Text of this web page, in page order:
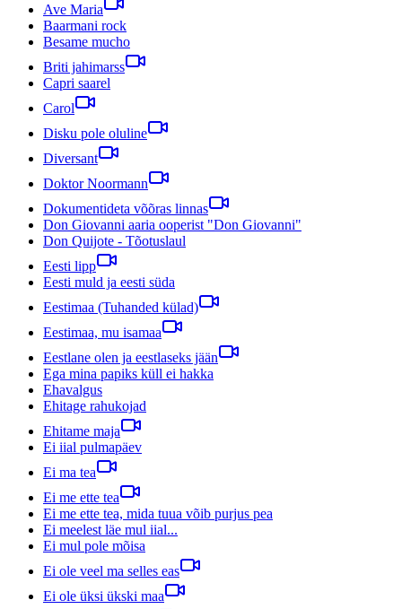
Ave Maria
Baarmani rock
Besame mucho
Briti jahimarss
Capri saarel
Carol
Disku pole oluline
Diversant
Doktor Noormann
Dokumentideta võõras linnas
Don Giovanni aaria ooperist "Don Giovanni"
Don Quijote - Tõotuslaul
Eesti lipp
Eesti muld ja eesti süda
Eestimaa (Tuhanded külad)
Eestimaa, mu isamaa
Eestlane olen ja eestlaseks jään
Ega mina papiks küll ei hakka
Ehavalgus
Ehitage rahukojad
Ehitame maja
Ei iial pulmapäev
Ei ma tea
Ei me ette tea
Ei me ette tea, mida tuua võib purjus pea
Ei meelest läe mul iial...
Ei mul pole mõisa
Ei ole veel ma selles eas
Ei ole üksi ükski maa